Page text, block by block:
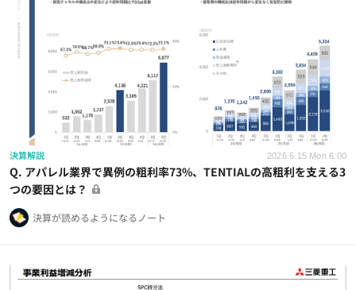
決算解説 2026.6.15 Mon 6:00
Q. アパレル業界で異例の粗利率73%、TENTIALの高粗利を支える3
つの要因とは？
決算が読めるようになるノート